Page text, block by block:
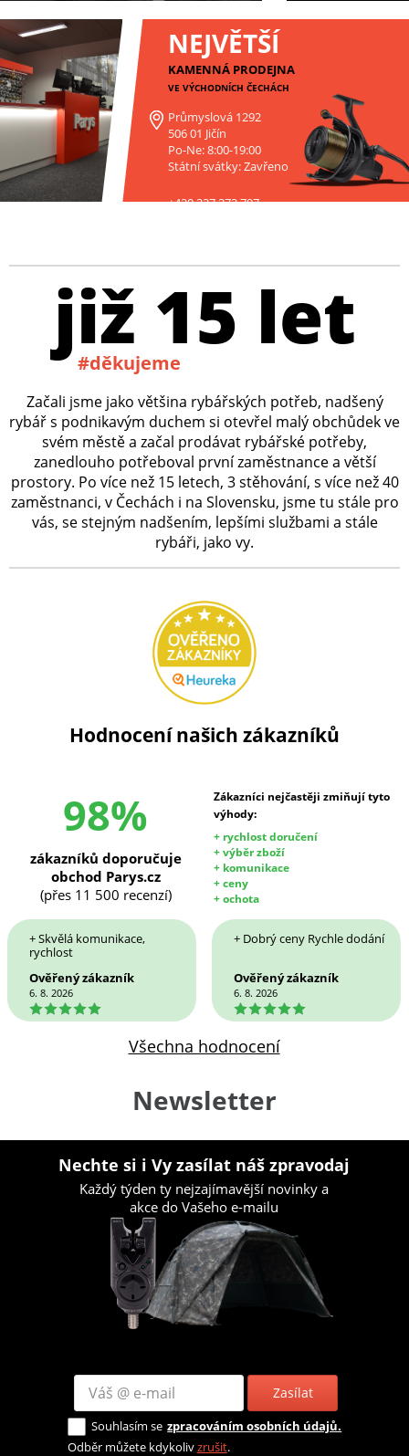
NEJVĚTŠÍ
KAMENNÁ PRODEJNA
VE VÝCHODNÍCH ČECHÁCH
Průmyslová 1292
506 01 Jičín
Po-Ne: 8:00-19:00
Státní svátky: Zavřeno
+420 227 272 797
již 15 let
#děkujeme
Začali jsme jako většina rybářských potřeb, nadšený
rybář s podnikavým duchem si otevřel malý obchůdek ve
svém městě a začal prodávat rybářské potřeby,
zanedlouho potřeboval první zaměstnance a větší
prostory. Po více než 15 letech, 3 stěhování, s více než 40
zaměstnanci, v Čechách i na Slovensku, jsme tu stále pro
vás, se stejným nadšením, lepšími službami a stále
rybáři, jako vy.
Hodnocení našich zákazníků
98%
Zákazníci nejčastěji zmiňují tyto
výhody:
+ rychlost doručení
+ výběr zboží
+ komunikace
+ ceny
+ ochota
zákazníků doporučuje
obchod Parys.cz
(přes 11 500 recenzí)
+ Skvělá komunikace,
rychlost
Ověřený zákazník
6. 8. 2026
5
+ Dobrý ceny Rychle dodání
Ověřený zákazník
6. 8. 2026
5
Všechna hodnocení
Newsletter
Nechte si i Vy zasílat náš zpravodaj
Každý týden ty nejzajímavější novinky a
akce do Vašeho e-mailu
Zasílat
Souhlasím se zpracováním osobních údajů.
Odběr můžete kdykolivzrušit.